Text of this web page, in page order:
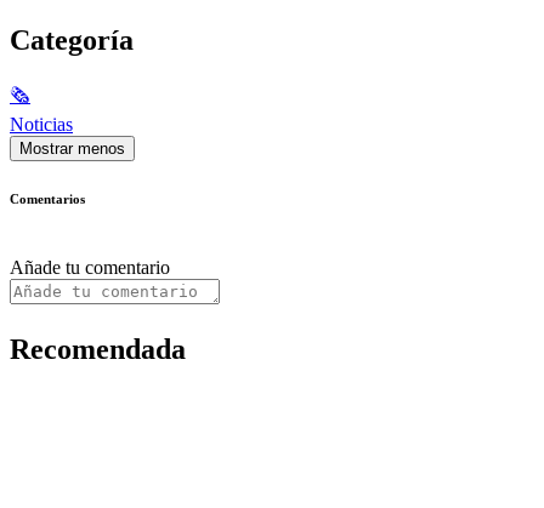
Categoría
🗞
Noticias
Mostrar menos
Comentarios
Añade tu comentario
Recomendada